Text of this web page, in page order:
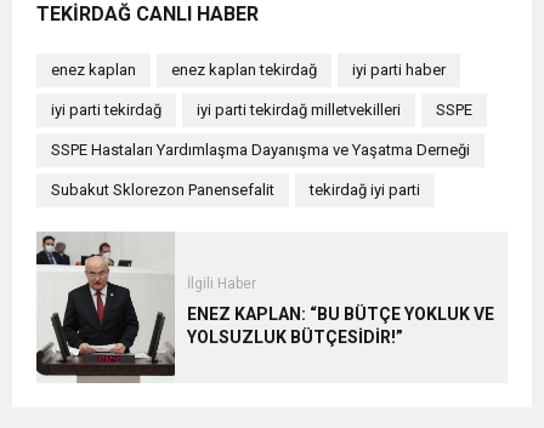
TEKİRDAĞ CANLI HABER
enez kaplan enez kaplan tekirdağ iyi parti haber
iyi parti tekirdağ iyi parti tekirdağ milletvekilleri SSPE
SSPE Hastaları Yardımlaşma Dayanışma ve Yaşatma Derneği
Subakut Sklorezon Panensefalit tekirdağ iyi parti
İlgili Haber
ENEZ KAPLAN: “BU BÜTÇE YOKLUK VE
YOLSUZLUK BÜTÇESİDİR!”